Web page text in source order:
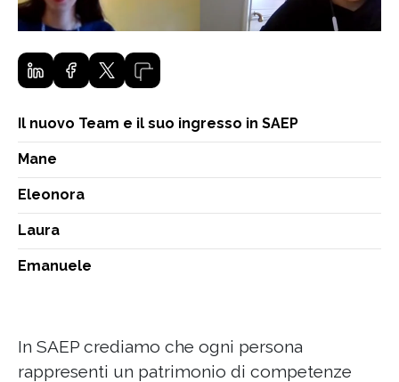
Il nuovo Team e il suo ingresso in SAEP
Mane
Eleonora
Laura
Emanuele
In SAEP crediamo che ogni persona
rappresenti un patrimonio di competenze